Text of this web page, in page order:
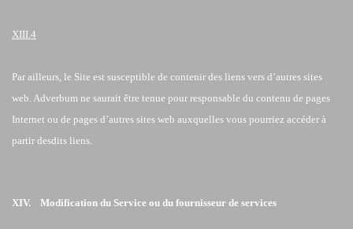
XIII.4
Par ailleurs, le Site est susceptible de contenir des liens vers d’autres sites
web. Adverbum ne saurait être tenue pour responsable du contenu de pages
Internet ou de pages d’autres sites web auxquelles vous pourriez accéder à
partir desdits liens.
XIV. Modification du Service ou du fournisseur de services